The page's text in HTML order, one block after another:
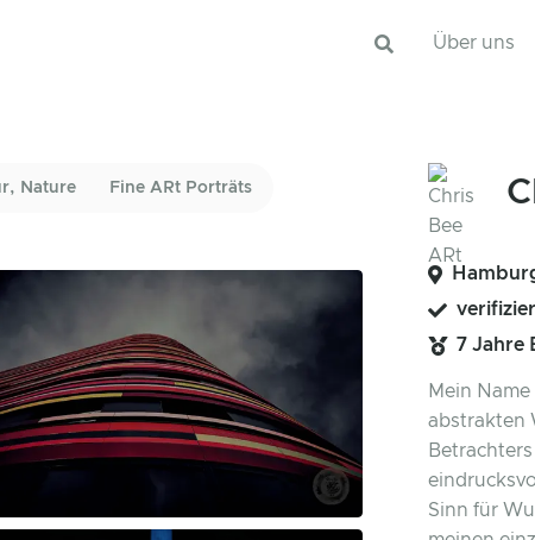
Über uns
Nature Fine ARt Porträts
7 Jahre
Mein
abstrakten
Sinn für